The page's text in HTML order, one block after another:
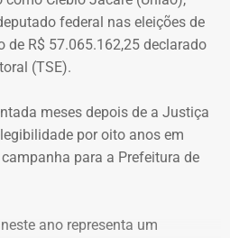
faltou comida. Só o que falta
morar. Queremos fazer
que nunca foi cumprido”
Populares do Rio de Janeiro
e solidariedade e lembrou
pelo direito à moradia com
a base de tudo. Quando um
federal nas eleições de
R$ 57.065.162,25 declarado
(TSE).
meses depois de a Justiça
por oito anos em
para a Prefeitura de
ano representa um